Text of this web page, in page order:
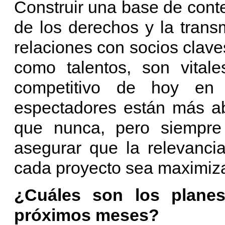
Construir una base de
de los derechos y la
relaciones con socios
como talentos, son
competitivo de hoy
espectadores están más
que nunca, pero
asegurar que la
cada proyecto sea
¿Cuáles son los
próximos meses?